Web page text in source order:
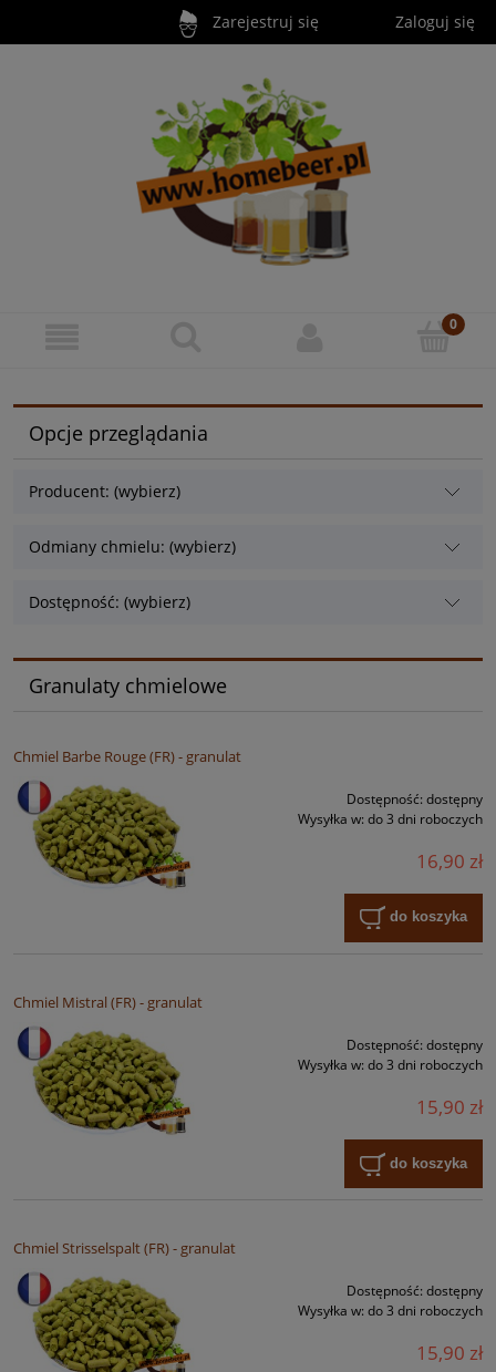
Zarejestruj się Zaloguj się
Opcje przeglądania
Producent: (wybierz)
Odmiany chmielu: (wybierz)
Dostępność: (wybierz)
Granulaty chmielowe
Chmiel Barbe Rouge (FR) - granulat
Dostępność: dostępny
Wysyłka w: do 3 dni roboczych
16,90 zł
do koszyka
Chmiel Mistral (FR) - granulat
Dostępność: dostępny
Wysyłka w: do 3 dni roboczych
15,90 zł
do koszyka
Chmiel Strisselspalt (FR) - granulat
Dostępność: dostępny
Wysyłka w: do 3 dni roboczych
15,90 zł